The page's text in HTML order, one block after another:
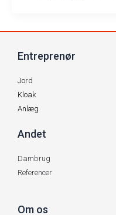
Entreprenør
Jord
Kloak
Anlæg
Andet
Dambrug
Referencer
Om os